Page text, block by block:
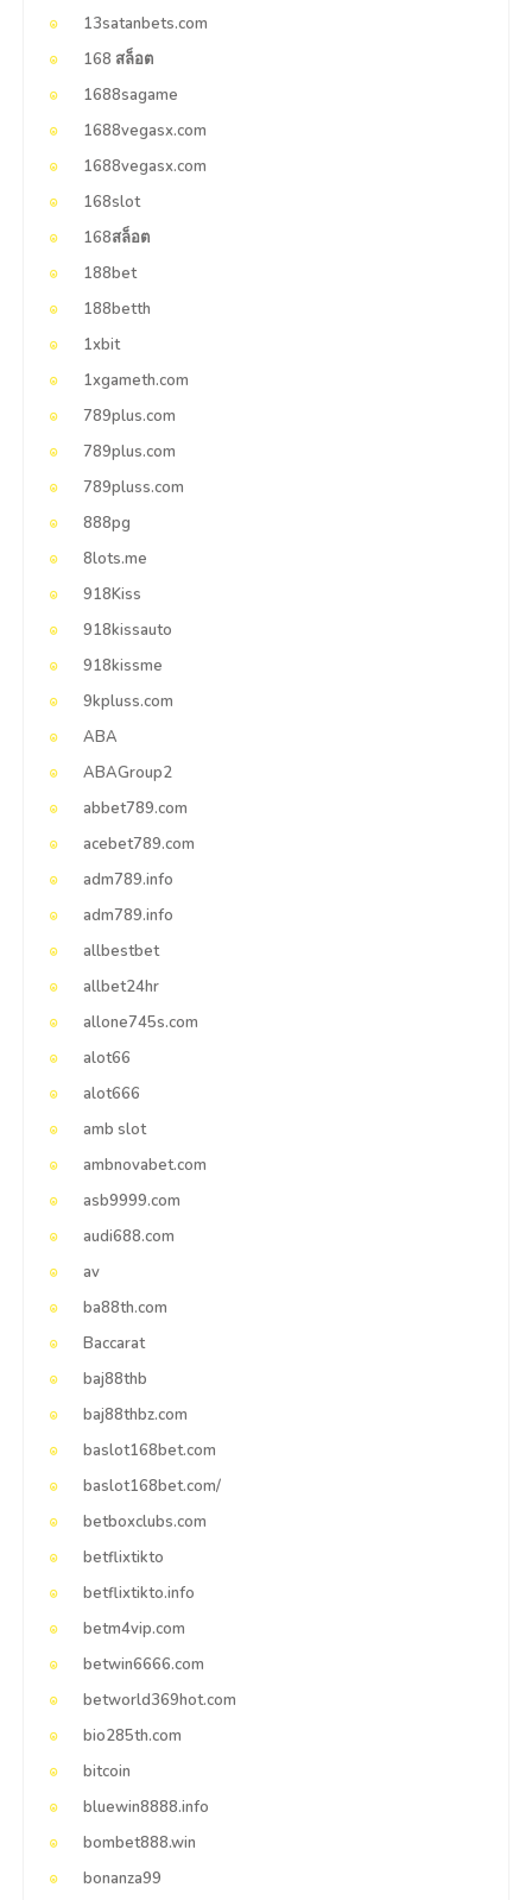
13satanbets.com
168 สล็อต
1688sagame
1688vegasx.com
1688vegasx.com
168slot
168สล็อต
188bet
188betth
1xbit
1xgameth.com
789plus.com
789plus.com
789pluss.com
888pg
8lots.me
918Kiss
918kissauto
918kissme
9kpluss.com
ABA
ABAGroup2
abbet789.com
acebet789.com
adm789.info
adm789.info
allbestbet
allbet24hr
allone745s.com
alot66
alot666
amb slot
ambnovabet.com
asb9999.com
audi688.com
av
ba88th.com
Baccarat
baj88thb
baj88thbz.com
baslot168bet.com
baslot168bet.com/
betboxclubs.com
betflixtikto
betflixtikto.info
betm4vip.com
betwin6666.com
betworld369hot.com
bio285th.com
bitcoin
bluewin8888.info
bombet888.win
bonanza99